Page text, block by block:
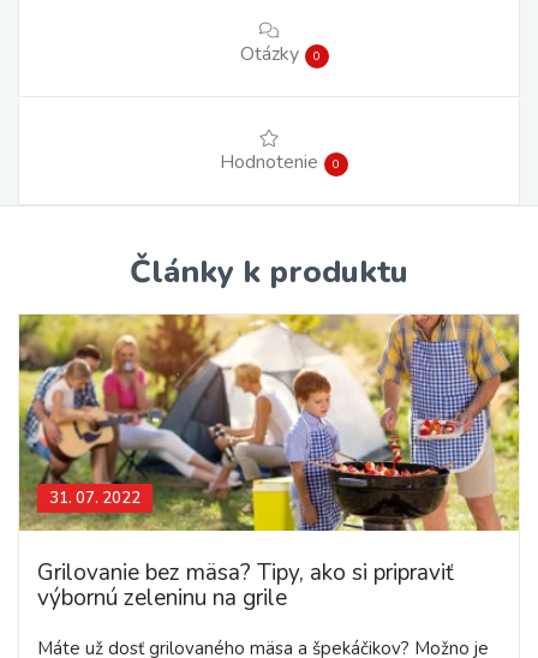
Otázky 0
Hodnotenie 0
Články k produktu
31. 07. 2022
Grilovanie bez mäsa? Tipy, ako si pripraviť
výbornú zeleninu na grile
Máte už dosť grilovaného mäsa a špekáčikov? Možno je